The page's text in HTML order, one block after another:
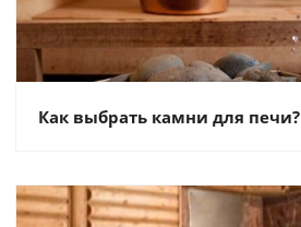
Как выбрать камни для печи?